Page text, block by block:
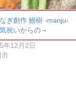
ぎ創作 鰻樹 -manju-
祝いからの～
年12月2日